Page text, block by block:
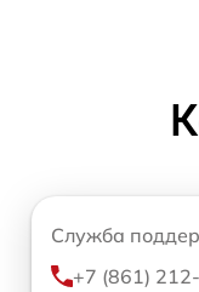
Служба
+7 (861)